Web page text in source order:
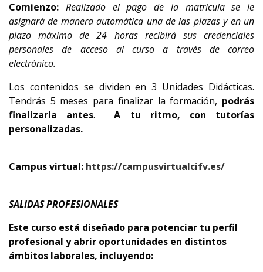
Comienzo: Realizado el pago de la matrícula se le
asignará de manera automática una de las plazas y en un
plazo máximo de 24 horas recibirá sus credenciales
personales de acceso al curso a través de correo
electrónico.
Los contenidos se dividen en 3 Unidades Didácticas.
Tendrás 5 meses para finalizar la formación, podrás
finalizarla antes.
A tu ritmo, con tutorías
personalizadas.
Campus virtual: https://campusvirtualcifv.es/
SALIDAS PROFESIONALES
Este curso está diseñado para potenciar tu perfil
profesional y abrir oportunidades en distintos
ámbitos laborales, incluyendo: